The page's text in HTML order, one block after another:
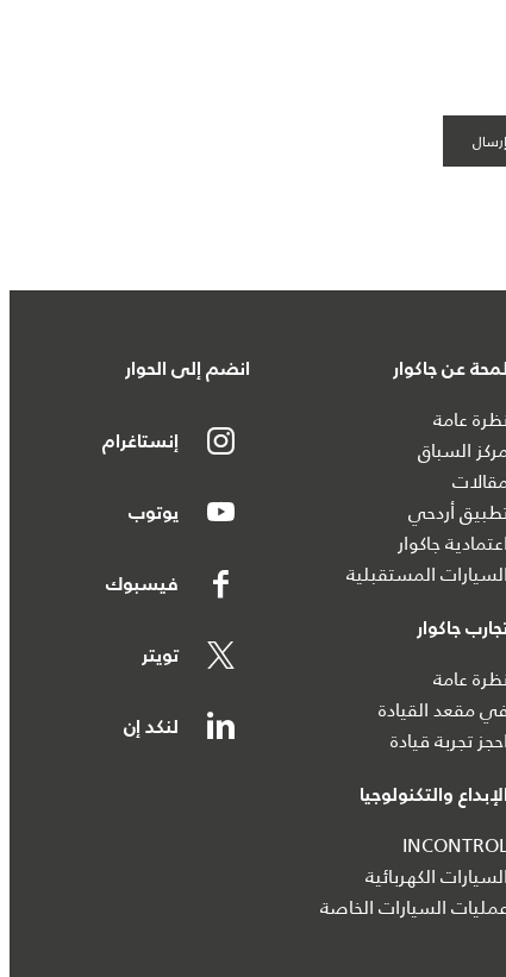
لمحة عن جاكوار
نظرة عامة
السباق
أردحي
اعتمادية جاكوار
السيارات المستقبلية
جاكوار
نظرة عامة
في مقعد القيادة
احجز تجربة قيادة
الإبداع والتكنولوجيا
السيارات الكهربائية
عمليات السيارات الخاصة
انضم إلى الحوار
إنستاغرام
يوتوب
فيسبوك
تويتر
لنكد إن